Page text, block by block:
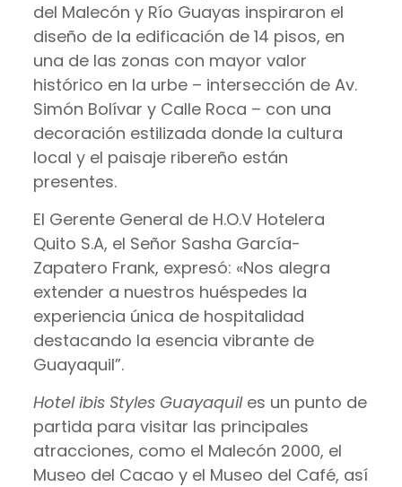
del Malecón y Río Guayas inspiraron el
diseño de la edificación de 14 pisos, en
una de las zonas con mayor valor
histórico en la urbe – intersección de Av.
Simón Bolívar y Calle Roca – con una
decoración estilizada donde la cultura
local y el paisaje ribereño están
presentes.
El Gerente General de H.O.V Hotelera
Quito S.A, el Señor Sasha García-
Zapatero Frank, expresó: «Nos alegra
extender a nuestros huéspedes la
experiencia única de hospitalidad
destacando la esencia vibrante de
Guayaquil”.
Hotel ibis Styles Guayaquil es un punto de
partida para visitar las principales
atracciones, como el Malecón 2000, el
Museo del Cacao y el Museo del Café, así